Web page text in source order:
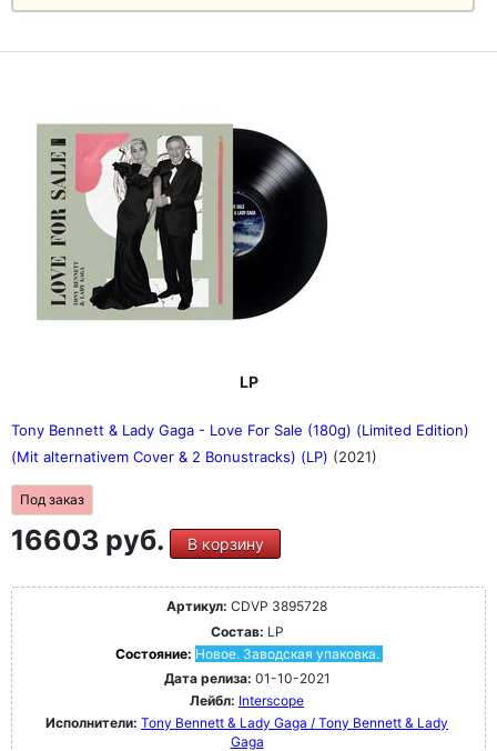
LP
Tony Bennett & Lady Gaga - Love For Sale (180g) (Limited Edition)
(Mit alternativem Cover & 2 Bonustracks) (LP) (2021)
Под заказ
16603 руб. В корзину
Артикул: CDVP 3895728
Состав: LP
Состояние: Новое. Заводская упаковка.
Дата релиза: 01-10-2021
Лейбл: Interscope
Исполнители: Tony Bennett & Lady Gaga / Tony Bennett & Lady
Gaga